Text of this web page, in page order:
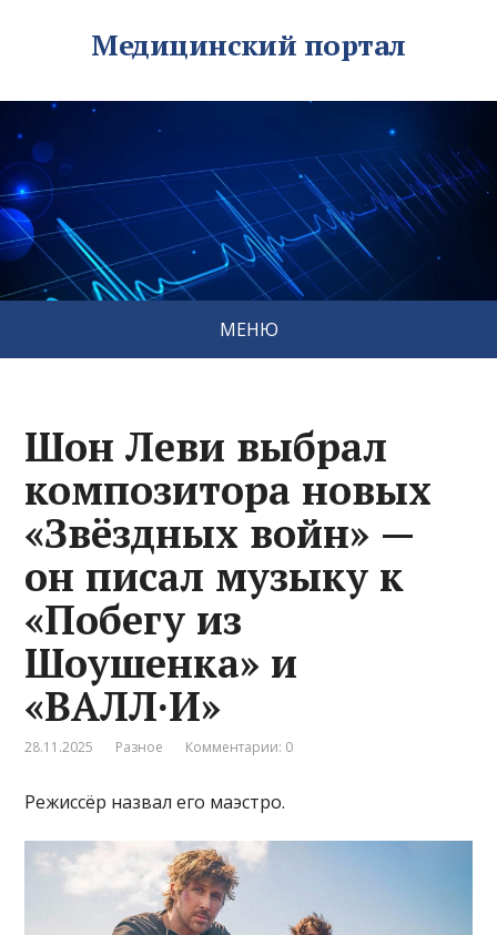
Медицинский портал
МЕНЮ
Шон Леви выбрал
композитора новых
«Звёздных войн» —
он писал музыку к
«Побегу из
Шоушенка» и
«ВАЛЛ·И»
28.11.2025 Разное Комментарии: 0
Режиссёр назвал его маэстро.